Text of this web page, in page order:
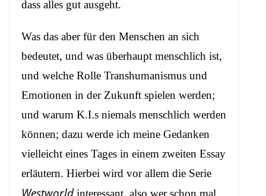
dass alles gut ausgeht.
Was das aber für den Menschen an sich
bedeutet, und was überhaupt menschlich ist,
und welche Rolle Transhumanismus und
Emotionen in der Zukunft spielen werden;
und warum K.I.s niemals menschlich werden
können; dazu werde ich meine Gedanken
vielleicht eines Tages in einem zweiten Essay
erläutern. Hierbei wird vor allem die Serie
Westworld interessant, also wer schon mal